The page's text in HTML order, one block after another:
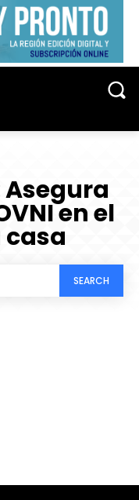
Asegura
en el
casa
SEARCH